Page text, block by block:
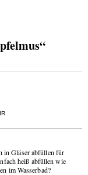
in Gläser abfüllen für
heiß abfüllen wie
im Wasserbad?